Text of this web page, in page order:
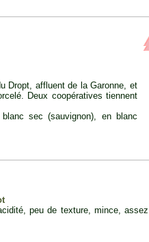
Dropt, affluent de la Garonne, et
Deux coopératives tiennent
sec (sauvignon), en blanc
peu de texture, mince, assez